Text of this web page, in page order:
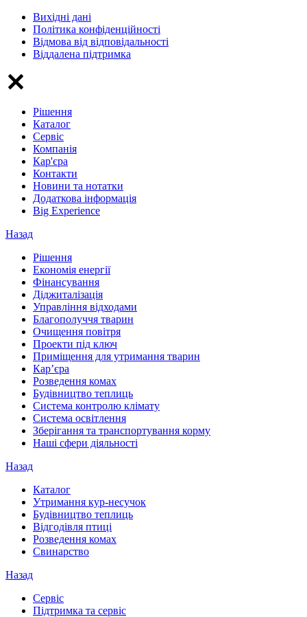
Вихідні дані
Політика конфіденційності
Відмова від відповідальності
Віддалена підтримка
Рішення
Каталог
Сервіс
Компанія
Кар'єра
Контакти
Новини та нотатки
Додаткова інформація
Big Experience
Назад
Рішення
Економія енергії
Фінансування
Діджиталізація
Управління відходами
Благополуччя тварин
Очищення повітря
Проекти під ключ
Приміщення для утримання тварин
Кар’єра
Розведення комах
Будівництво теплиць
Система контролю клімату
Система освітлення
Зберігання та транспортування корму
Наші сфери діяльності
Назад
Каталог
Утримання кур-несучок
Будівництво теплиць
Відгодівля птиці
Розведення комах
Свинарство
Назад
Сервіс
Підтримка та сервіс